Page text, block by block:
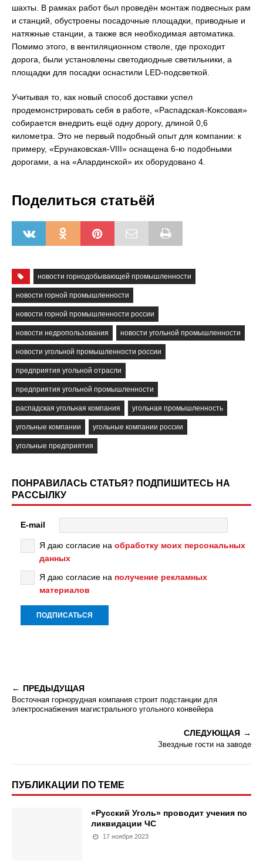
шахты. В рамках работ был проведён монтаж подвесных рам
и станций, обустроены посадочные площадки, приводные и
натяжные станции, а также вся необходимая автоматика.
Помимо этого, в вентиляционном стволе, где проходит
дорога, были установлены светодиодные светильники, а
площадки для посадки оснастили LED-подсветкой.
Учитывая то, как новый способ доставки успел
продемонстрировать себя в работе, «Распадская-Коксовая»
собирается внедрить ещё одну дорогу, длиной 0,6
километра. Это не первый подобный опыт для компании: к
примеру, «Ерунаковская-VIII» оснащена 6-ю подобными
дорогами, а на «Алардинской» их оборудовано 4.
Поделиться статьёй
новости горнодобывающей промышленности
новости горной промышленности
новости горной промышленности россии
новости недропользования новости угольной промышленности
новости угольной промышленности россии
предприятия угольной отрасли
предприятия угольной промышленности
распадская угольная компания угольная промышленность
угольные компании угольные компании россии
угольные предприятия
ПОНРАВИЛАСЬ СТАТЬЯ? ПОДПИШИТЕСЬ НА
РАССЫЛКУ
E-mail
Я даю согласие на обработку моих персональных
данных
Я даю согласие на получение рекламных
материалов
ПРЕДЫДУЩАЯ
Восточная горнорудная компания строит подстанции для
электроснабжения магистрального угольного конвейера
СЛЕДУЮЩАЯ
Звездные гости на заводе
ПУБЛИКАЦИИ ПО ТЕМЕ
«Русский Уголь» проводит учения по
ликвидации ЧС
17 ноября 2023